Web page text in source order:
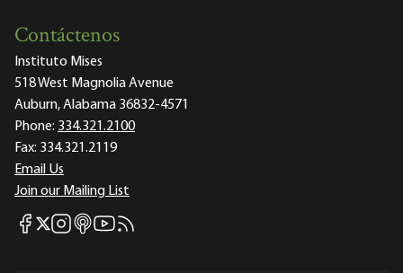
Contáctenos
Instituto Mises
518 West Magnolia Avenue
Auburn, Alabama 36832-4571
Phone: 334.321.2100
Fax: 334.321.2119
Email Us
Join our Mailing List
Mises Facebook
Mises X
Mises Instagram
Mises itunes
Mises Youtube
Mises RSS feed